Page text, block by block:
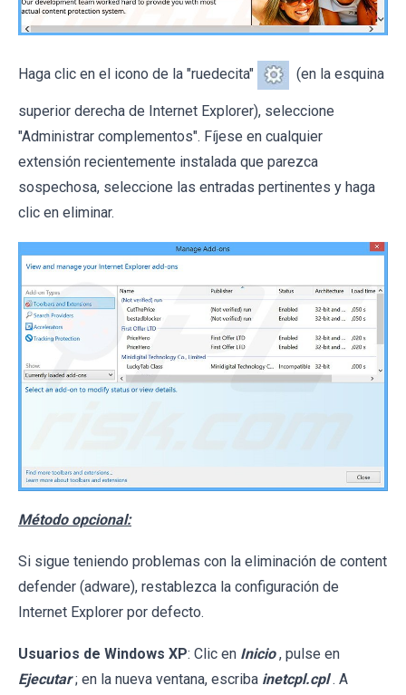
Haga clic en el icono de la "ruedecita" (en la esquina
superior derecha de Internet Explorer), seleccione
"Administrar complementos". Fíjese en cualquier
extensión recientemente instalada que parezca
sospechosa, seleccione las entradas pertinentes y haga
clic en eliminar.
Método opcional:
Si sigue teniendo problemas con la eliminación de content
defender (adware), restablezca la configuración de
Internet Explorer por defecto.
Usuarios de Windows XP: Clic en Inicio , pulse en
Ejecutar ; en la nueva ventana, escriba inetcpl.cpl . A